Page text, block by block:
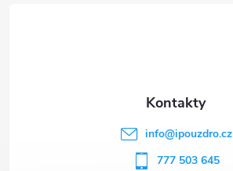
info@ipouzdro.cz
777 503 645